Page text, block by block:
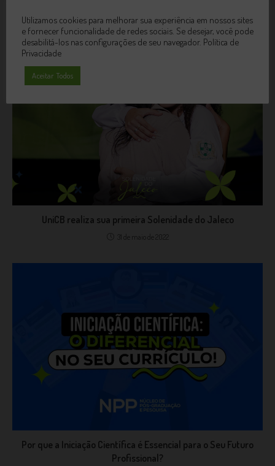
UniCB realiza sua primeira Solenidade do Jaleco
31 de maio de 2022
Por que a Iniciação Científica é Essencial para o Seu Futuro
Profissional?
Utilizamos cookies para melhorar sua experiência em nossos sites
e fornecer funcionalidade de redes sociais. Se desejar, você pode
desabilitá-los nas configurações de seu navegador. Política de
Privacidade
Aceitar Todos